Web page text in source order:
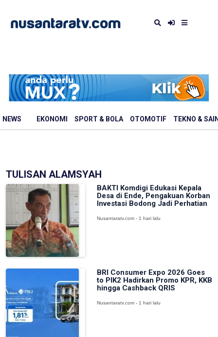
NEWS EKONOMI SPORT & BOLA OTOMOTIF TEKNO &
TULISAN ALAMSYAH
BAKTI Komdigi Edukasi Kepala
Desa di Ende, Pengakuan Korban
Investasi Bodong Jadi Perhatian
Nusantaratv.com - 1 hari lalu
BRI Consumer Expo 2026 Goes
to PIK2 Hadirkan Promo KPR, KKB
hingga Cashback QRIS
Nusantaratv.com - 1 hari lalu